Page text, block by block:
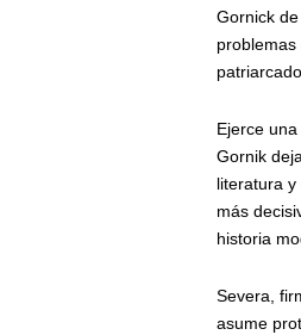
Gornick
Ejerce
Gornik
literatura
más
historia
Severa,
asume